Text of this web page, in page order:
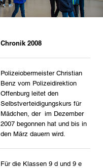
Chronik 2008
Polizeiobermeister Christian
Benz vom Polizeidirektion
Offenburg leitet den
Selbstverteidigungskurs für
Mädchen, der im Dezember
2007 begonnen hat und bis in
den März dauern wird.
Für die Klassen 9 d und 9 e